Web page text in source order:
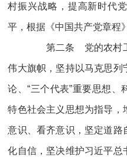
村振兴战略，提高新时代
平，根据《中国共产党章程
第二条 党的农村工
伟大旗帜，坚持以马克思列
论、“三个代表”重要思想、
特色社会主义思想为指导
意识、看齐意识，坚定道路
化自信，坚决维护习近平